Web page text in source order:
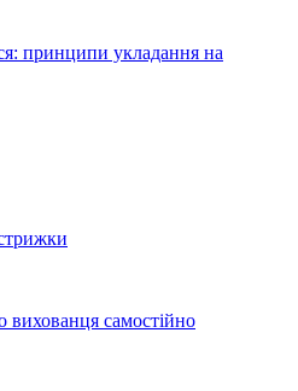
принципи укладання на
самостійно